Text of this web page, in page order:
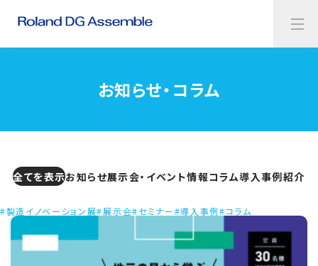
お知らせ・コラム
全てを表示お知らせ展示会・イベント情報コラム導入事例紹介
#製造イノベーション展#展示会#セミナー#導入事例#コラム